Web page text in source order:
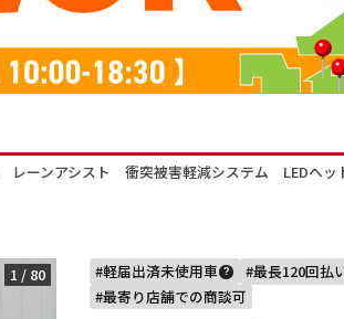
ーンアシスト 衝突被害軽減システム LEDヘ
1 / 80 軽届出済未使用車 ? 最長120回払
最寄り店舗での商談可